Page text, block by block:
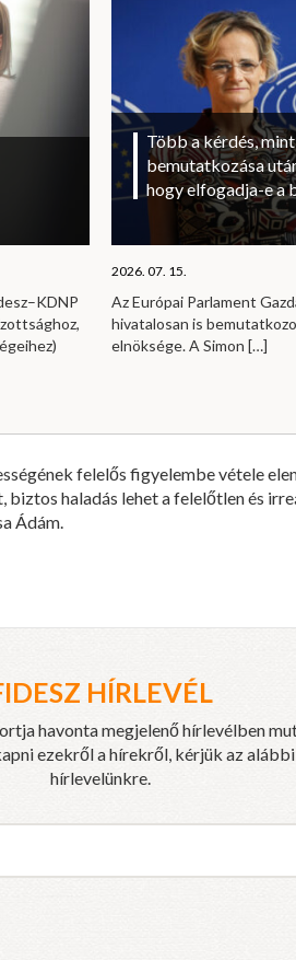
Több a kérdés,
bemutatkozása
hogy elfogadja-e a
2026. 07. 15.
Az Európai Parlament
hivatalosan is
elnöksége. A Simon […]
felelős figyelembe vétele
haladás lehet a felelőtlen és
Ádám.
HÍRLEVÉL
havonta megjelenő hírlevélben
ezekről a hírekről, kérjük az
hírlevelünkre.